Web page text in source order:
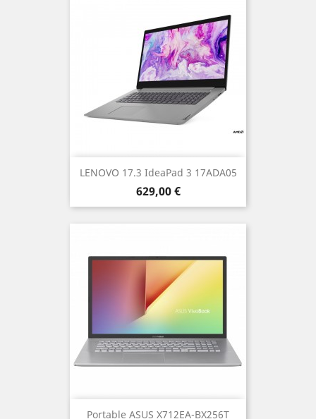
LENOVO 17.3 IdeaPad 3 17ADA05
Prix
629,00 €
Portable ASUS X712EA-BX256T